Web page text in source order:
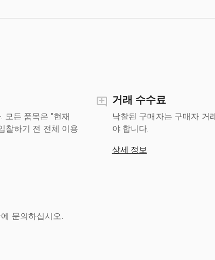
모든 품목은 "현재
찰하기 전 전체 이용
거래 수수료
낙찰된 구매자는 구매자 거
야 합니다.
상세 정보
문의하십시오.